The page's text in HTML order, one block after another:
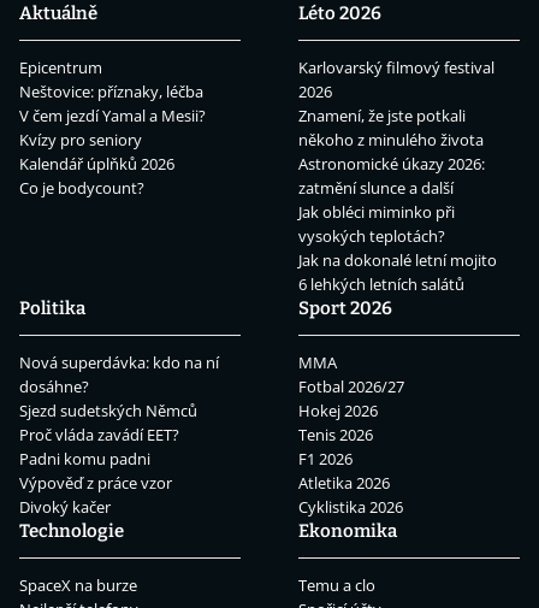
Aktuálně
Epicentrum
Neštovice: příznaky, léčba
V čem jezdí Yamal a Mesii?
Kvízy pro seniory
Kalendář úplňků 2026
Co je bodycount?
Léto 2026
Karlovarský filmový festival
2026
Znamení, že jste potkali
někoho z minulého života
Astronomické úkazy 2026:
zatmění slunce a další
Jak obléci miminko při
vysokých teplotách?
Jak na dokonalé letní mojito
6 lehkých letních salátů
Politika
Nová superdávka: kdo na ní
dosáhne?
Sjezd sudetských Němců
Proč vláda zavádí EET?
Padni komu padni
Výpověď z práce vzor
Divoký kačer
Sport 2026
MMA
Fotbal 2026/27
Hokej 2026
Tenis 2026
F1 2026
Atletika 2026
Cyklistika 2026
Technologie
SpaceX na burze
Ekonomika
Temu a clo